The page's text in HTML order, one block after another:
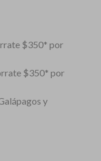
$350* por
$350* por
y